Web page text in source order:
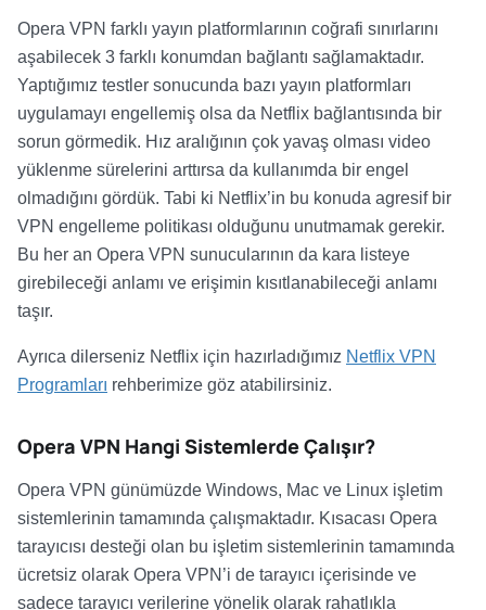
Opera VPN farklı yayın platformlarının coğrafi sınırlarını
aşabilecek 3 farklı konumdan bağlantı sağlamaktadır.
Yaptığımız testler sonucunda bazı yayın platformları
uygulamayı engellemiş olsa da Netflix bağlantısında bir
sorun görmedik. Hız aralığının çok yavaş olması video
yüklenme sürelerini arttırsa da kullanımda bir engel
olmadığını gördük. Tabi ki Netflix’in bu konuda agresif bir
VPN engelleme politikası olduğunu unutmamak gerekir.
Bu her an Opera VPN sunucularının da kara listeye
girebileceği anlamı ve erişimin kısıtlanabileceği anlamı
taşır.
Ayrıca dilerseniz Netflix için hazırladığımız Netflix VPN
Programları rehberimize göz atabilirsiniz.
Opera VPN Hangi Sistemlerde Çalışır?
Opera VPN günümüzde Windows, Mac ve Linux işletim
sistemlerinin tamamında çalışmaktadır. Kısacası Opera
tarayıcısı desteği olan bu işletim sistemlerinin tamamında
ücretsiz olarak Opera VPN’i de tarayıcı içerisinde ve
sadece tarayıcı verilerine yönelik olarak rahatlıkla